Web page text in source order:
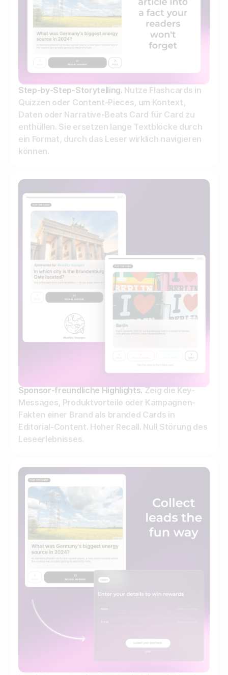
Step-by-Step-Storytelling. Nutze Flashcards in
Quizzen oder Content-Pieces, um Kontext,
Daten oder Narrative-Beats Card für Card zu
enthüllen. Sie ersetzen lange Textblöcke durch
ein Format, durch das Leser wirklich navigieren
können.
Sponsor-freundliche Highlights.Zeig die Key-
Messages, Produktvorteile oder Kampagnen-
Fakten einer Brand als branded Cards in
Editorial-Content. Hoher Recall. Null Störung des
Leseerlebnisses.